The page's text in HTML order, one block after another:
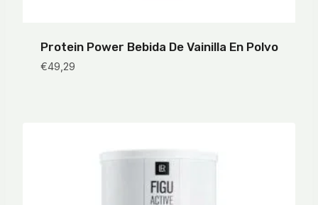
Protein Power Bebida De Vainilla En Polvo
€49,29